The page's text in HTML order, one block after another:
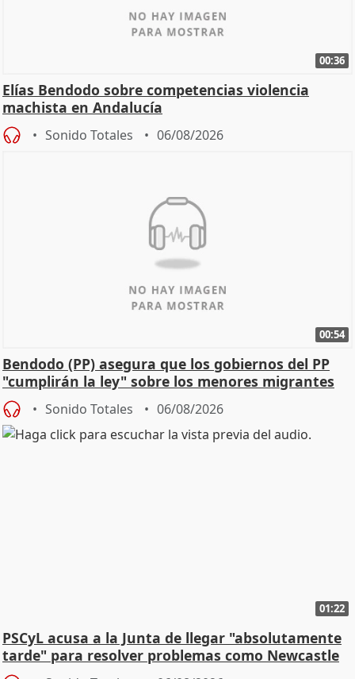
00:36
Elías Bendodo sobre competencias violencia
machista en Andalucía
Sonido Totales 06/08/2026
00:54
Bendodo (PP) asegura que los gobiernos del PP
"cumplirán la ley" sobre los menores migrantes
Sonido Totales 06/08/2026
01:22
PSCyL acusa a la Junta de llegar "absolutamente
tarde" para resolver problemas como Newcastle